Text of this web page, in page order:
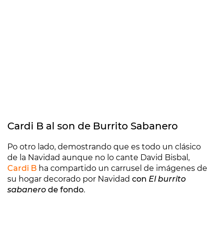
Cardi B al son de Burrito Sabanero
Po otro lado, demostrando que es todo un clásico
de la Navidad aunque no lo cante David Bisbal,
Cardi B ha compartido un carrusel de imágenes de
su hogar decorado por Navidad con El burrito
sabanero de fondo.